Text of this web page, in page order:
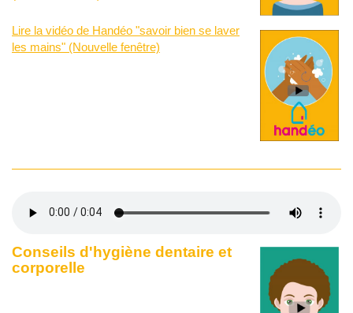
Lire la vidéo de Handéo "savoir bien se laver
les mains" (Nouvelle fenêtre)
Conseils d'hygiène dentaire et
corporelle